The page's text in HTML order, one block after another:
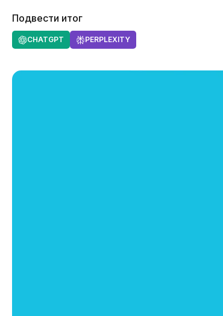
Подвести итог
CHATGPT PERPLEXITY